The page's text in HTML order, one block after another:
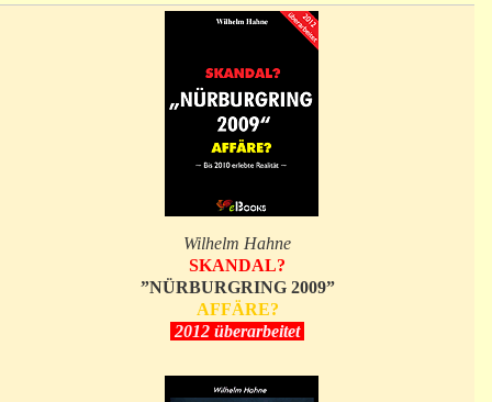
Wilhelm Hahne
SKANDAL?
”NÜRBURGRING 2009”
AFFÄRE?
2012 überarbeitet